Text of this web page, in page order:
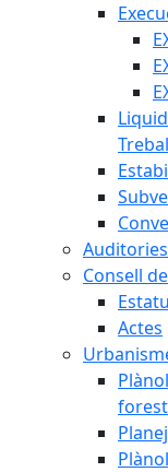
Auditories
Consell
Actes